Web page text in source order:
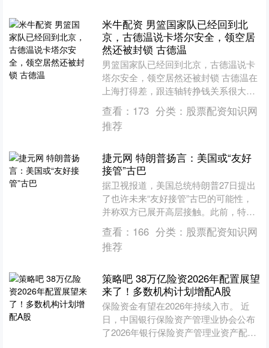
米牛配资 男篮国家队已经回到北
京，古德温说卡塔尔安全，领空居
然还被封锁 古德温
男篮国家队已经回到北京，古德温说卡
塔尔安全，领空居然还被封锁 古德温在
上海打得差，跟连轴转挣钱关系很大，
谁都不可能是铁人，这就跟山西有没有
关系，大家最多是猜测，....
查看： 173 分类： 股票配资知识网
推荐
捷元网 特朗普扬言：美国或“友好
接管”古巴
据卫视报道，美国总统特朗普27日提出
了也许未来“友好接管”古巴的可能性，
并称双方已展开高层接触。此前，特朗
普政府已对古巴实施燃料封锁，加大对
哈瓦那政权的压力。此....
查看： 166 分类： 股票配资知识网
推荐
策略吧 38万亿险资2026年配置展望
来了！多数机构计划增配A股
保险资金有望在2026年持续入市。 近
日，中国银行保险资产管理业协会公布
了2026年银行保险资产管理业资产配置